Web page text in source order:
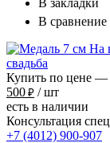
В закладки
В сравнение
Купить по цене —
500 ₽ / шт
есть в наличии
Консультация
+7 (4012) 900-907